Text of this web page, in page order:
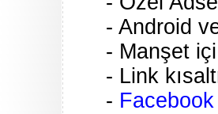
- Android
- Manşet
- Link
-